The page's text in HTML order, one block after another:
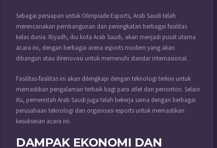
Sebagai persiapan untuk Olimpiade Esports, Arab Saudi telah
merencanakan pembangunan dan peningkatan berbagai fasilitas
kelas dunia. Riyadh, ibu kota Arab Saudi, akan menjadi pusat utama
acara ini, dengan berbagai arena esports modern yang akan
dibangun atau direnovasi untuk memenuhi standar internasional.
Fasilitas-fasilitas ini akan dilengkapi dengan teknologi terkini untuk
memastikan pengalaman terbaik bagi para atlet dan penonton. Selain
itu, pemerintah Arab Saudi juga telah bekerja sama dengan berbagai
perusahaan teknologi dan organisasi esports untuk memastikan
kesuksesan acara ini.
DAMPAK EKONOMI DAN